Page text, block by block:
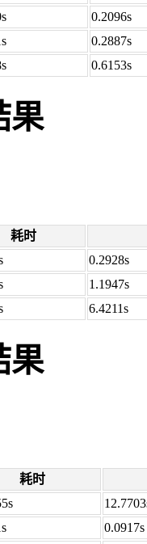
0.2096s
0.2887s
0.6153s
果
耗时
0.2928s
1.1947s
6.4211s
果
耗时
0.0917s